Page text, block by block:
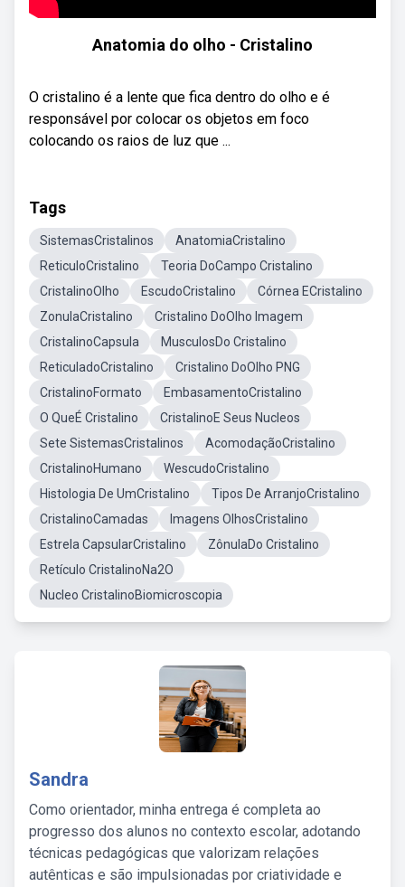
Anatomia do olho - Cristalino
O cristalino é a lente que fica dentro do olho e é
responsável por colocar os objetos em foco
colocando os raios de luz que ...
Tags
SistemasCristalinos
AnatomiaCristalino
ReticuloCristalino
Teoria DoCampo Cristalino
CristalinoOlho
EscudoCristalino
Córnea ECristalino
ZonulaCristalino
Cristalino DoOlho Imagem
CristalinoCapsula
MusculosDo Cristalino
ReticuladoCristalino
Cristalino DoOlho PNG
CristalinoFormato
EmbasamentoCristalino
O QueÉ Cristalino
CristalinoE Seus Nucleos
Sete SistemasCristalinos
AcomodaçãoCristalino
CristalinoHumano
WescudoCristalino
Histologia De UmCristalino
Tipos De ArranjoCristalino
CristalinoCamadas
Imagens OlhosCristalino
Estrela CapsularCristalino
ZônulaDo Cristalino
Retículo CristalinoNa2O
Nucleo CristalinoBiomicroscopia
Sandra
Como orientador, minha entrega é completa ao
progresso dos alunos no contexto escolar, adotando
técnicas pedagógicas que valorizam relações
autênticas e são impulsionadas por criatividade e